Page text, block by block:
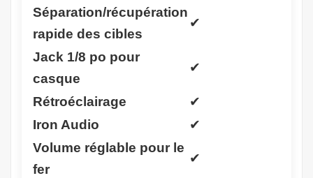
Séparation/récupération
rapide des cibles
✔
Jack 1/8 po pour
casque
✔
Rétroéclairage
✔
Iron Audio
✔
Volume réglable pour le
fer
✔